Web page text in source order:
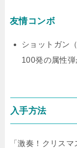
友情コンボ
ショットガン
100発の属性
入手方法
「激奏！クリス